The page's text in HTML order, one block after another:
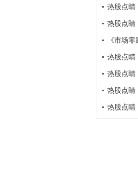
热股点睛
热股点睛
《市场
热股点睛
热股点睛
热股点睛
热股点睛